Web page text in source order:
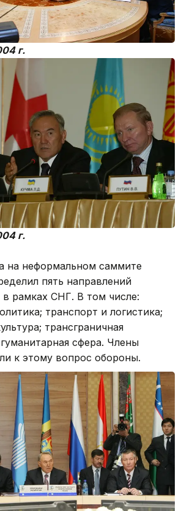
г.
г.
на неформальном саммите
пять направлений
в рамках СНГ. В том числе:
транспорт и логистика;
трансграничная
сфера. Члены
к этому вопрос обороны.